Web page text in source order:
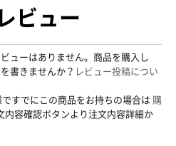
ビュー
ューはありません。商品を購入し
書きませんか？ レビュー投稿につい
すでにこの商品をお持ちの場合は 購
内容確認ボタンより注文内容詳細か